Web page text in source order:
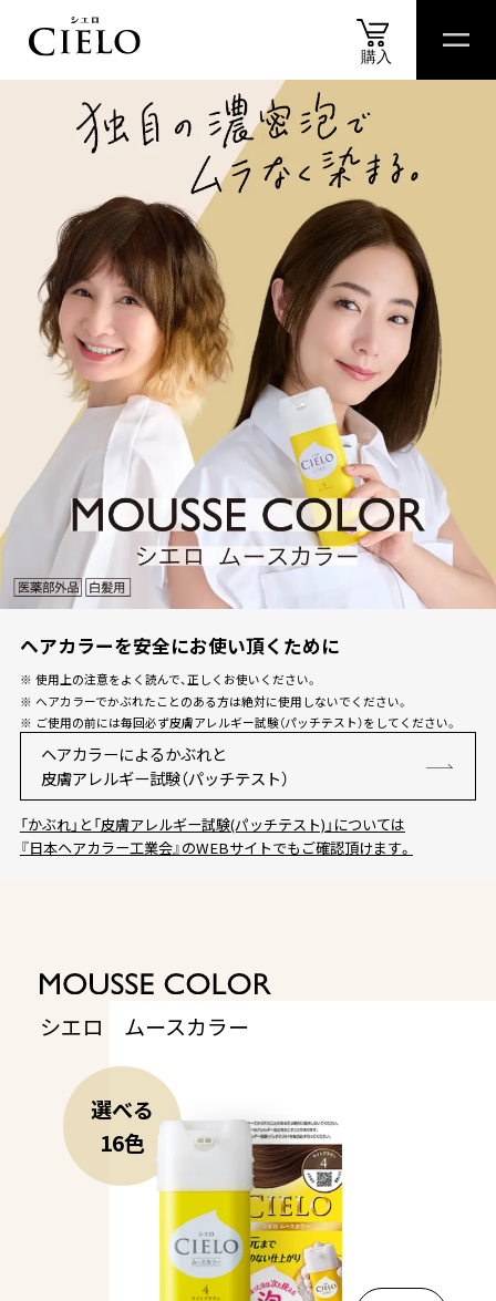
商品情報 商品比較表 おすすめアイテム診断スペシャル
購入
商品情報
カラートリートメント
ヘアカラークリーム
ムースカラー
ヘアカラーミルキー
ワンデー白髪かくし
オイルインヘアマニキュア
オンラインショップ限定商品
商品比較表
おすすめアイテム診断
SELF COLORING STUDIO
セルフカラーリングスタジオ
SELF COLOR NAVI
セルフカラーナビ
簡体中文
ヘアカラーを安全にお使い頂くために
使用上の注意をよく読んで、正しくお使いください。
ヘアカラーでかぶれたことのある方は絶対に使用しないでください。
ご使用の前には毎回必ず皮膚アレルギー試験（パッチテスト）をしてください。
ヘアカラーによるかぶれと
皮膚アレルギー試験（パッチテスト）
「かぶれ」と「皮膚アレルギー試験(パッチテスト)」については
『日本ヘアカラー工業会』のWEBサイトでもご確認頂けます。
シエロ ムースカラー
選べる
16色